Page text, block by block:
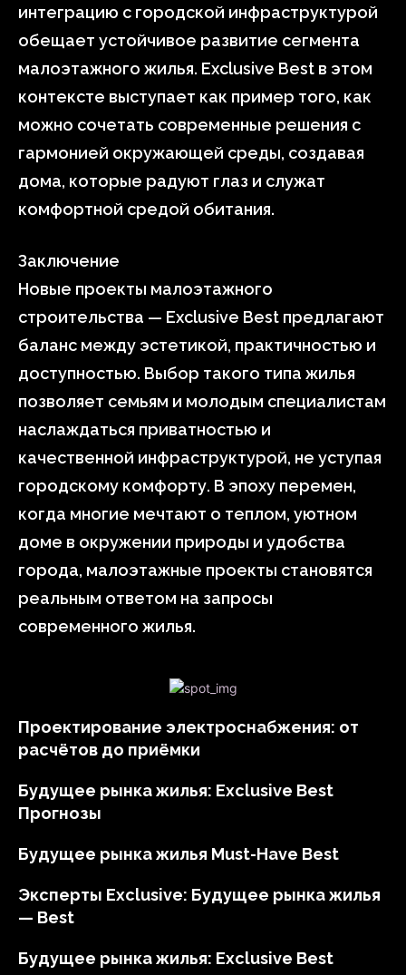
интеграцию с городской инфраструктурой
обещает устойчивое развитие сегмента
малоэтажного жилья. Exclusive Best в этом
контексте выступает как пример того, как
можно сочетать современные решения с
гармонией окружающей среды, создавая
дома, которые радуют глаз и служат
комфортной средой обитания.
Заключение
Новые проекты малоэтажного
строительства — Exclusive Best предлагают
баланс между эстетикой, практичностью и
доступностью. Выбор такого типа жилья
позволяет семьям и молодым специалистам
наслаждаться приватностью и
качественной инфраструктурой, не уступая
городскому комфорту. В эпоху перемен,
когда многие мечтают о теплом, уютном
доме в окружении природы и удобства
города, малоэтажные проекты становятся
реальным ответом на запросы
современного жилья.
Проектирование электроснабжения: от
расчётов до приёмки
Будущее рынка жилья: Exclusive Best
Прогнозы
Будущее рынка жилья Must-Have Best
Эксперты Exclusive: Будущее рынка жилья
— Best
Будущее рынка жилья: Exclusive Best